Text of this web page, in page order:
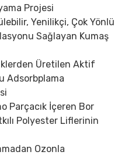
Projesi
Yenilikçi, Çok Yönlü
Sağlayan Kumaş
Üretilen Aktif
Adsorbplama
Parçacık İçeren Bor
Polyester Liflerinin
Ozonla